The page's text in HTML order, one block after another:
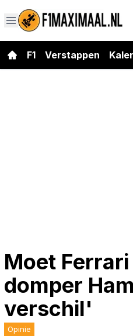
F1 Verstappen
Moet
domper
verschil'
Opinie